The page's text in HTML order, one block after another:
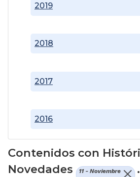
2016
2017
2018
2019
Contenidos con
Novedades
11 - Noviembre .